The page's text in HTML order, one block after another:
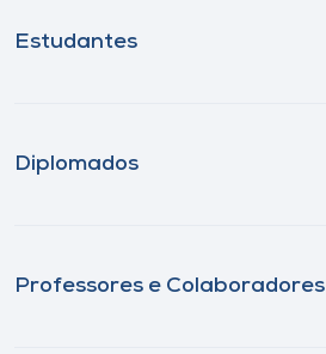
Estudantes
Diplomados
Professores e Colaboradores